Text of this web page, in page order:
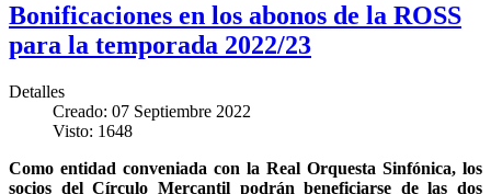
Bonificaciones en los abonos de la ROSS
para la temporada 2022/23
Detalles
Creado: 07 Septiembre 2022
Visto: 1648
Como entidad conveniada con la Real Orquesta Sinfónica, los
socios del Círculo Mercantil podrán beneficiarse de las dos